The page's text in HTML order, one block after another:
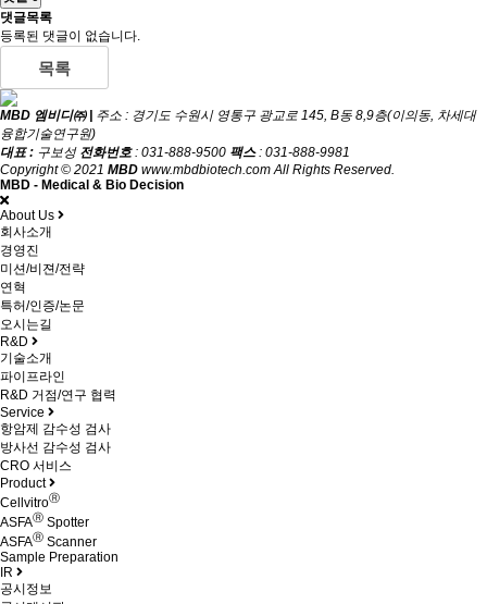
댓글목록
등록된 댓글이 없습니다.
목록
MBD 엠비디㈜ |
주소 : 경기도 수원시 영통구 광교로 145, B동 8,9층(이의동, 차세대
융합기술연구원)
대표 : 구보성 전화번호: 031-888-9500 팩스: 031-888-9981
Copyright © 2021 MBD www.mbdbiotech.com All Rights Reserved.
MBD - Medical & Bio Decision
About Us
회사소개
경영진
미션/비젼/전략
연혁
특허/인증/논문
오시는길
R&D
기술소개
파이프라인
R&D 거점/연구 협력
Service
항암제 감수성 검사
방사선 감수성 검사
CRO 서비스
Product
CellvitroⓇ
ASFAⓇ Spotter
ASFAⓇ Scanner
Sample Preparation
IR
공시정보